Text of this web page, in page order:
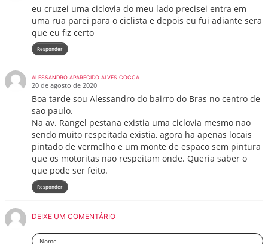
eu cruzei uma ciclovia do meu lado precisei entra em
uma rua parei para o ciclista e depois eu fui adiante sera
que eu fiz certo
Responder
ALESSANDRO APARECIDO ALVES COCCA
20 de agosto de 2020
Boa tarde sou Alessandro do bairro do Bras no centro de
sao paulo.
Na av. Rangel pestana existia uma ciclovia mesmo nao
sendo muito respeitada existia, agora ha apenas locais
pintado de vermelho e um monte de espaco sem pintura
que os motoritas nao respeitam onde. Queria saber o
que pode ser feito.
Responder
DEIXE UM COMENTÁRIO
Nome